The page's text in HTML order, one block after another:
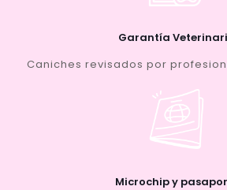
Garantía
Caniches revisados por
Microchip y